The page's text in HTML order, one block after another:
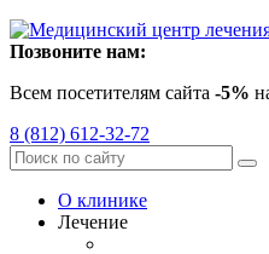
Позвоните нам:
Всем посетителям сайта -5%
8 (812) 612-32-72
О клинике
Лечение